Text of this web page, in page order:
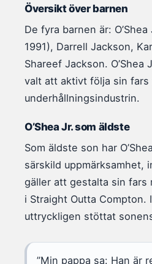
Översikt över barnen
De fyra barnen är:
1991), Darrell Jackson,
Shareef Jackson. O’Shea
valt att aktivt följa sin fars
underhållningsindustrin.
O’Shea Jr. som äldste
Som äldste son har
särskild uppmärksamhet,
gäller att gestalta sin fars
i Straight Outta Compton.
uttryckligen stöttat
”Min pappa sa: Han är